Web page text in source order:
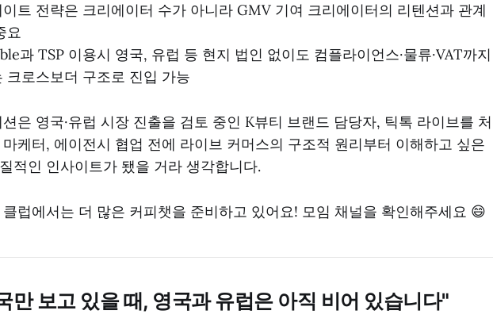
트 전략은 크리에이터 수가 아니라 GMV 기여 크리에이터의 리텐션과 관계
요
과 TSP 이용시 영국, 유럽 등 현지 법인 없이도 컴플라이언스·물류·VAT까지
크로스보더 구조로 진입 가능
은 영국·유럽 시장 진출을 검토 중인 K뷰티 브랜드 담당자, 틱톡 라이브를 처
케터, 에이전시 협업 전에 라이브 커머스의 구조적 원리부터 이해하고 싶은
적인 인사이트가 됐을 거라 생각합니다.
럽에서는 더 많은 커피챗을 준비하고 있어요! 모임 채널을 확인해주세요 😄
만 보고 있을 때, 영국과 유럽은 아직 비어 있습니다"